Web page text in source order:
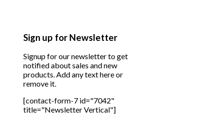
Sign up for Newsletter
Signup for our newsletter to get
notified about sales and new
products. Add any text here or
remove it.
[contact-form-7 id="7042"
title="Newsletter Vertical"]